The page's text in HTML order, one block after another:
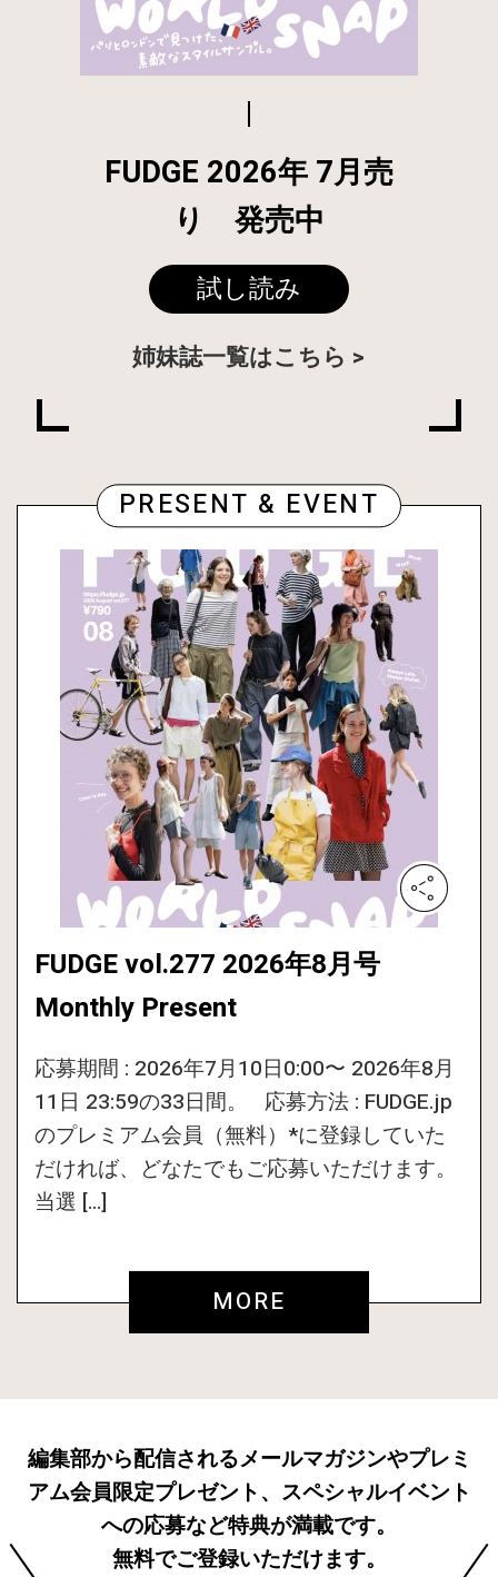
FUDGE 2026年 7月売
り 発売中
試し読み
姉妹誌一覧はこちら
PRESENT & EVENT
FUDGE vol.277 2026年8月号
Monthly Present
応募期間 : 2026年7月10日0:00〜 2026年8月
11日 23:59の33日間。 応募方法 : FUDGE.jp
のプレミアム会員（無料）*に登録していた
だければ、どなたでもご応募いただけます。
当選 […]
MORE
編集部から配信されるメールマガジンやプレミ
アム会員限定プレゼント、スペシャルイベント
への応募など特典が満載です。
無料でご登録いただけます。